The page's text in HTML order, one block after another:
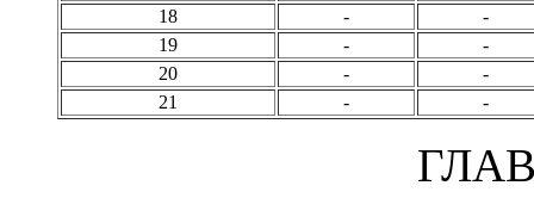
18
-
-
19
-
-
20
-
-
21
- -